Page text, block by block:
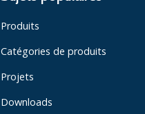
Produits
Catégories de produits
Projets
Downloads